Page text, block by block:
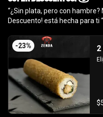
“¿Sin plata, pero con
Descuento! está hecha para ti “
-23%